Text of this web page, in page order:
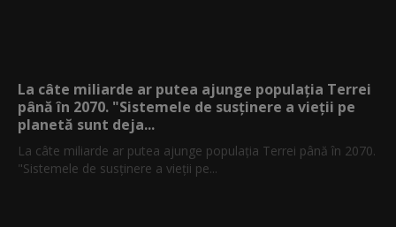
La câte miliarde ar putea ajunge populația Terrei
până în 2070. "Sistemele de susținere a vieții pe
planetă sunt deja...
La câte miliarde ar putea ajunge populația Terrei până în 2070.
"Sistemele de susținere a vieții pe...